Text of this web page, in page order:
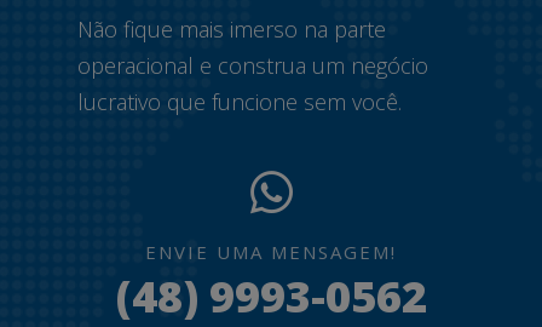
Não fique mais imerso na parte
operacional e construa um negócio
lucrativo que funcione sem você.
ENVIE UMA MENSAGEM!
(48) 9993-0562